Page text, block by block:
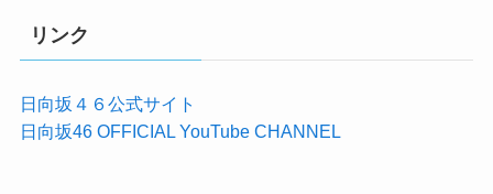
リンク
日向坂４６公式サイト
日向坂46 OFFICIAL YouTube CHANNEL